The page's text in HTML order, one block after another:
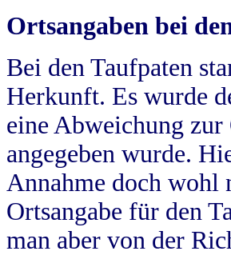
Ortsangaben bei
Bei den Taufpaten
Herkunft. Es wurde
eine Abweichung
angegeben wurde.
Annahme doch
Ortsangabe für den
man aber von der